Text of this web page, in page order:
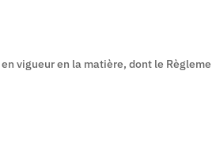
vigueur en la matière, dont le